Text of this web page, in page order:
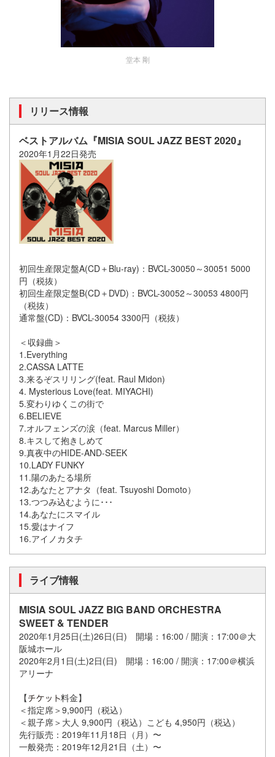
堂本 剛
リリース情報
ベストアルバム『MISIA SOUL JAZZ BEST 2020』
2020年1月22日発売
初回生産限定盤A(CD＋Blu-ray)：BVCL-30050～30051 5000
円（税抜）
初回生産限定盤B(CD＋DVD)：BVCL-30052～30053 4800円
（税抜）
通常盤(CD)：BVCL-30054 3300円（税抜）
＜収録曲＞
1.Everything
2.CASSA LATTE
3.来るぞスリリング(feat. Raul Midon)
4. Mysterious Love(feat. MIYACHI)
5.変わりゆくこの街で
6.BELIEVE
7.オルフェンズの涙（feat. Marcus Miller）
8.キスして抱きしめて
9.真夜中のHIDE-AND-SEEK
10.LADY FUNKY
11.陽のあたる場所
12.あなたとアナタ（feat. Tsuyoshi Domoto）
13.つつみ込むように･･･
14.あなたにスマイル
15.愛はナイフ
16.アイノカタチ
ライブ情報
MISIA SOUL JAZZ BIG BAND ORCHESTRA
SWEET & TENDER
2020年1月25日(土)26日(日) 開場：16:00 / 開演：17:00＠大
阪城ホール
2020年2月1日(土)2日(日) 開場：16:00 / 開演：17:00＠横浜
アリーナ
【
料金】
＜指定席＞9,900円（税込）
＜親子席＞大人 9,900円（税込）こども 4,950円（税込）
先行販売：2019年11月18日（月）〜
一般発売：2019年12月21日（土）〜